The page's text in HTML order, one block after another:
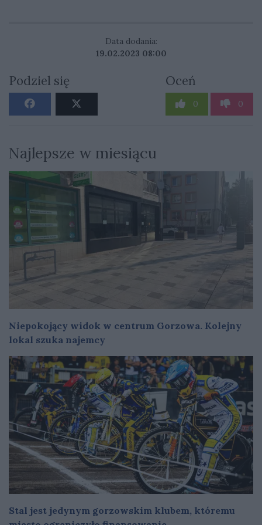
Data dodania:
19.02.2023 08:00
Podziel się Oceń
0 0
Najlepsze w miesiącu
Niepokojący widok w centrum Gorzowa. Kolejny
lokal szuka najemcy
Stal jest jedynym gorzowskim klubem, któremu